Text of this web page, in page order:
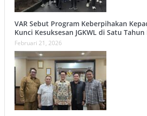
VAR Sebut Program Keberpihakan
Kunci Kesuksesan JGKWL di Satu
Februari 21, 2026